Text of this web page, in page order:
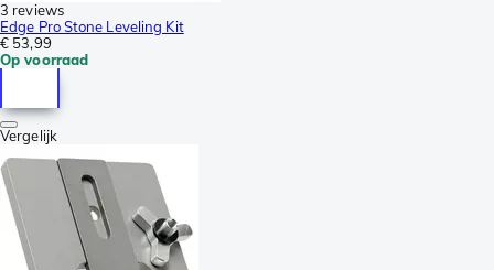
3 reviews
Edge Pro Stone Leveling Kit
€ 53,99
Op voorraad
Vergelijk